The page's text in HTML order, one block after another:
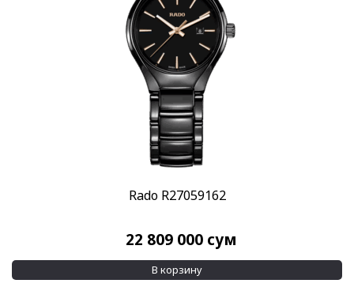
Rado R27059162
22 809 000 сум
В корзину